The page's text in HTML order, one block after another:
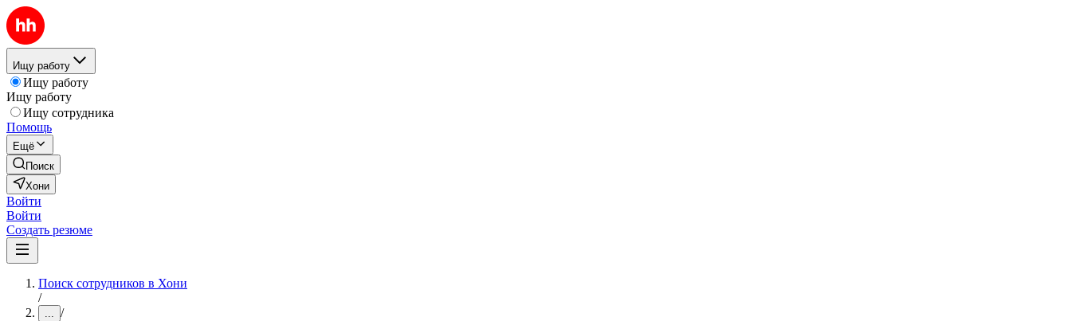
Ищу работу
Ищу работу
Ищу работу
Ищу сотрудника
Помощь
Ещё
Поиск
Хони
Войти
Войти
Создать резюме
Поиск сотрудников в Хони
/
... /